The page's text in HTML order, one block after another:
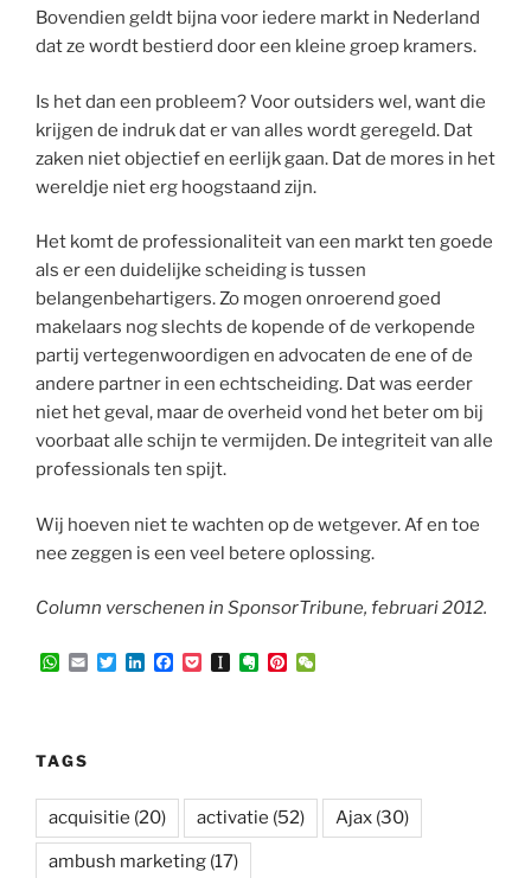
Bovendien geldt bijna voor iedere markt in Nederland
dat ze wordt bestierd door een kleine groep kramers.
Is het dan een probleem? Voor outsiders wel, want die
krijgen de indruk dat er van alles wordt geregeld. Dat
zaken niet objectief en eerlijk gaan. Dat de mores in het
wereldje niet erg hoogstaand zijn.
Het komt de professionaliteit van een markt ten goede
als er een duidelijke scheiding is tussen
belangenbehartigers. Zo mogen onroerend goed
makelaars nog slechts de kopende of de verkopende
partij vertegenwoordigen en advocaten de ene of de
andere partner in een echtscheiding. Dat was eerder
niet het geval, maar de overheid vond het beter om bij
voorbaat alle schijn te vermijden. De integriteit van alle
professionals ten spijt.
Wij hoeven niet te wachten op de wetgever. Af en toe
nee zeggen is een veel betere oplossing.
Column verschenen in SponsorTribune, februari 2012.
W
A
p
E
T
L
n
F
k
P
p
e
r
E
e
P
s
t
TAGS
acquisitie (20) activatie (52) Ajax (30)
ambush marketing (17)